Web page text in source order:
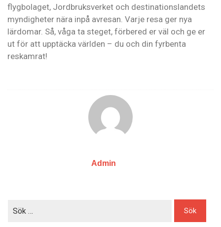
flygbolaget, Jordbruksverket och destinationslandets
myndigheter nära inpå avresan. Varje resa ger nya
lärdomar. Så, våga ta steget, förbered er väl och ge er
ut för att upptäcka världen – du och din fyrbenta
reskamrat!
Admin